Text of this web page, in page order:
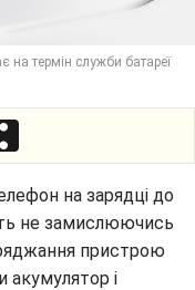
на термін служби батареї
на зарядці до
не замислюючись
пристрою
і